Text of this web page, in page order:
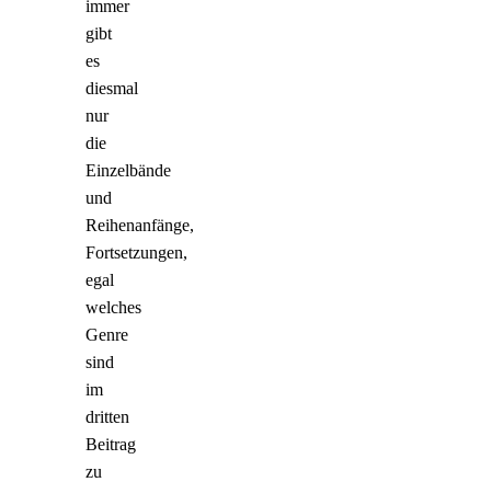
immer
gibt
es
diesmal
nur
die
Einzelbände
und
Reihenanfänge,
Fortsetzungen,
egal
welches
Genre
sind
im
dritten
Beitrag
zu